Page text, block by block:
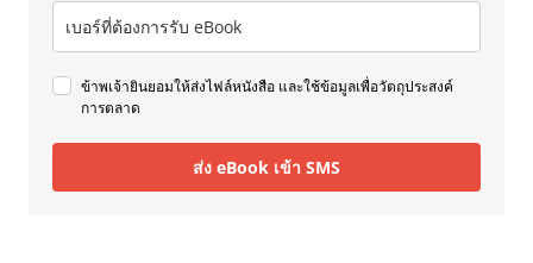
ข้าพเจ้ายินยอมให้ส่งไฟล์หนังสือ และใช้ข้อมูลเพื่อวัตถุประสงค์
การตลาด
ส่ง eBook เข้า SMS